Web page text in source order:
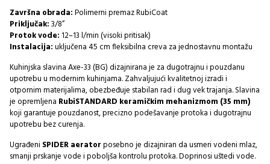
Završna obrada:Polimerni premaz RubiCoat
Priključak:3/8”
Protok vode: 12–13 l/min (visoki pritisak)
Instalacija:uključena 45 cm fleksibilna creva za jednostavnu montažu
Kuhinjska slavina Axe-33 (BG) dizajnirana je za dugotrajnu i pouzdanu
upotrebu u modernim kuhinjama. Zahvaljujući kvalitetnoj izradi i
otpornim materijalima, obezbeđuje stabilan rad i dug vek trajanja. Slavina
je opremljena RubiSTANDARD keramičkim mehanizmom (35 mm)
koji garantuje pouzdanost, precizno podešavanje protoka i dugotrajnu
upotrebu bez curenja.
Ugrađeni SPIDER aeratorposebno je dizajniran da usmeri vodeni mlaz,
smanji prskanje vode i poboljša kontrolu protoka. Doprinosi uštedi vode.